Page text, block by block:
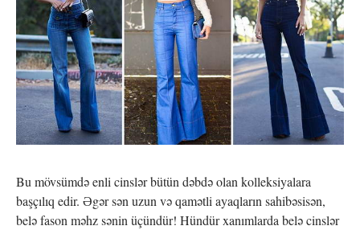
Bu mövsümdə enli cinslər bütün dəbdə olan kolleksiyalara
başçılıq edir. Əgər sən uzun və qamətli ayaqların sahibəsisən,
belə fason məhz sənin üçündür! Hündür xanımlarda belə cinslər